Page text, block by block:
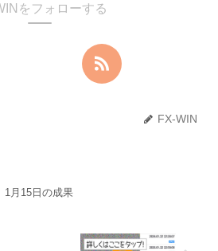
をフォローする
FX-WIN
1月15日の成果